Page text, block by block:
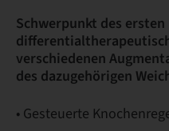
Schwerpunkt des
verschiedenen
des dazugehörigen
• Gesteuerte